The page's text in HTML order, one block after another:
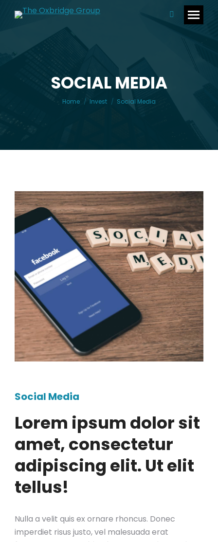
Search:
SOCIAL MEDIA
You are here:
Home Invest Social Media
Social Media
Lorem ipsum dolor sit
amet, consectetur
adipiscing elit. Ut elit
tellus!
Nulla a velit quis ex ornare rhoncus. Donec
imperdiet risus justo, vel malesuada erat